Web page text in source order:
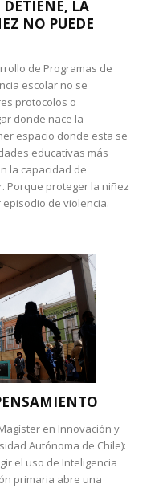
DETIENE, LA
NO PUEDE
de Programas de
escolar no se
protocolos o
donde nace la
espacio donde esta se
educativas más
la capacidad de
Porque proteger la niñez
de violencia.
en Innovación y
Autónoma de Chile):
el uso de Inteligencia
primaria abre una